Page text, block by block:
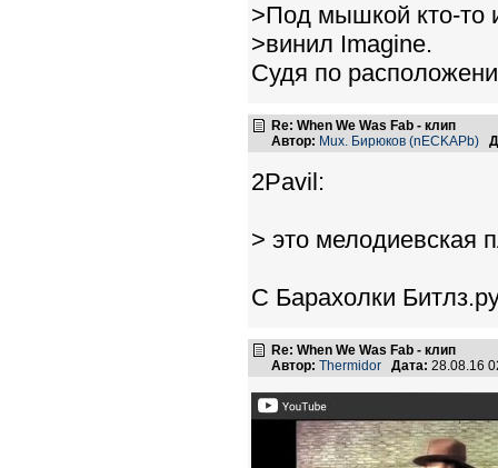
>Под мышкой кто-то
>винил Imagine.
Судя по
Re: When We Was Fab - клип
Автор: Mux. Бирюков (nECKAPb)
2Pavil:
> это мелодиевская
С Барахолки
Re: When We Was Fab - клип
Автор: Thermidor Дата: 28.08.16